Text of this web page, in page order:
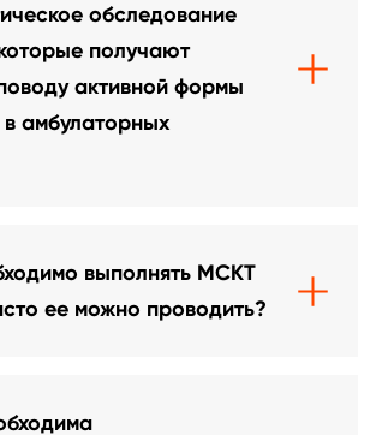
обследование
получают
активной формы
в амбулаторных
выполнять МСКТ
ее можно проводить?